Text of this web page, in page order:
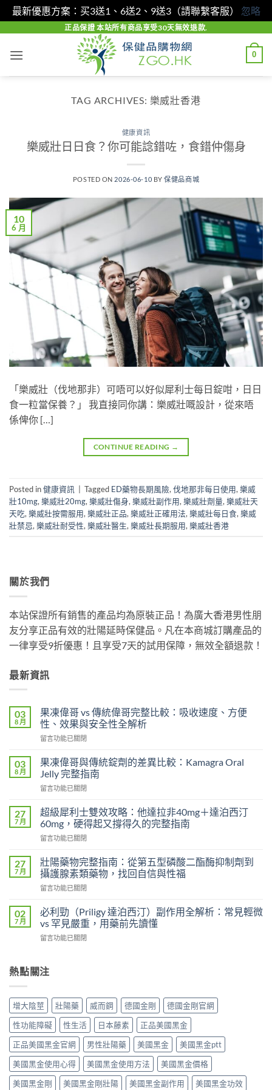
最新優惠方案：买3送1、6送2、9送3（請聯繫客服） 忽略
content
正品保證 本站所有商品享受30天無效退款.
0
TAG ARCHIVES: 樂威壯香港
健康資訊
樂威壯日日食？你可能諗錯咗，食錯仲傷身
POSTED ON 2026-06-10 BY保健品商城
10
6 月
「樂威壯（伐地那非）可唔可以好似犀利士每日錠咁，日日
食一粒當保養？」 我直接同你講：樂威壯嘅設計，從來唔
係俾你 […]
CONTINUE READING →
Posted in健康資訊 Tagged ED藥物長期風險, 伐地那非每日使用, 樂威
壯10mg, 樂威壯20mg, 樂威壯傷身, 樂威壯副作用, 樂威壯劑量, 樂威壯天
天吃, 樂威壯按需服用, 樂威壯正品, 樂威壯正確用法, 樂威壯每日食, 樂威
壯禁忌, 樂威壯耐受性, 樂威壯醫生, 樂威壯長期服用, 樂威壯香港
關於我們
本站保證所有銷售的產品均為原裝正品！為廣大香港男性朋
友分享正品有效的壯陽延時保健品。凡在本商城訂購產品的
一律享受9折優惠！且享受7天的試用保障，無效全額退款！
最新資訊
03
8 月
果凍偉哥 vs 傳統偉哥完整比較：吸收速度、方便
性、效果與安全性全解析
在
凍
偉
哥
vs
統
偉
完
比
較：
收
度、
方
便
果
與
全
性
全
解
析〉
中
留言功能已關閉
03
8 月
果凍偉哥與傳統錠劑的差異比較：Kamagra Oral
Jelly 完整指南
在
凍
偉
哥
與
統
錠
劑
的
異
比
Kamagra
完
南〉
中
留言功能已關閉
27
7 月
超級犀利士雙效攻略：他達拉非40mg＋達泊西汀
60mg，硬得起又撐得久的完整指南
在
級
犀
利
士
效
他
非
達
泊
西
汀
60mg，
硬
得
起
又
留言功能已關閉
27
7 月
壯陽藥物完整指南：從第五型磷酸二酯酶抑制劑到
攝護腺素類藥物，找回自信與性福
在
陽
藥
物
完
南：
五
型
磷
酸
二
酯
酶
抑
制
留言功能已關閉
02
7 月
必利勁（Priligy 達泊西汀）副作用全解析：常見輕微
vs 罕見嚴重，用藥前先讀懂
在
勁
（Priligy
泊
西
汀）
副
作
用
全
解
析：
留言功能已關閉
熱點關注
增大陰莖 壯陽藥 威而鋼 德國金剛
德國金剛官網
性功能障礙
性生活 日本藤素
正品美國黑金
正品美國黑金官網
男性壯陽藥 美國黑金
美國黑金ptt
美國黑金使用心得
美國黑金使用方法
美國黑金價格
美國黑金剛
美國黑金剛壯陽 美國黑金副作用 美國黑金功效